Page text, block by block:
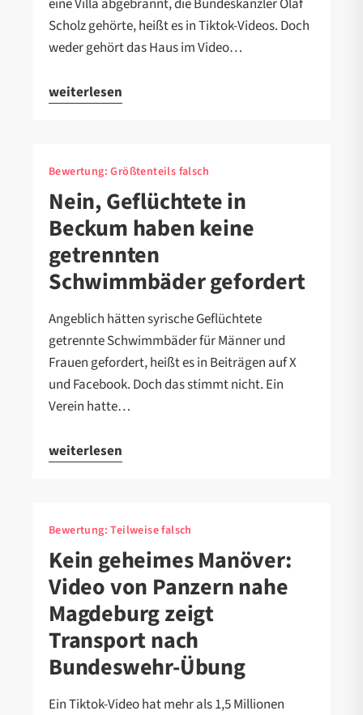
eine Villa abgebrannt, die Bundeskanzler Olaf
Scholz gehörte, heißt es in Tiktok-Videos. Doch
weder gehört das Haus im Video…
weiterlesen
Bewertung:Größtenteils falsch
Nein, Geflüchtete in
Beckum haben keine
getrennten
Schwimmbäder gefordert
Angeblich hätten syrische Geflüchtete
getrennte Schwimmbäder für Männer und
Frauen gefordert, heißt es in Beiträgen auf X
und Facebook. Doch das stimmt nicht. Ein
Verein hatte…
weiterlesen
Bewertung:Teilweise falsch
Kein geheimes Manöver:
Video von Panzern nahe
Magdeburg zeigt
Transport nach
Bundeswehr-Übung
Ein Tiktok-Video hat mehr als 1,5 Millionen